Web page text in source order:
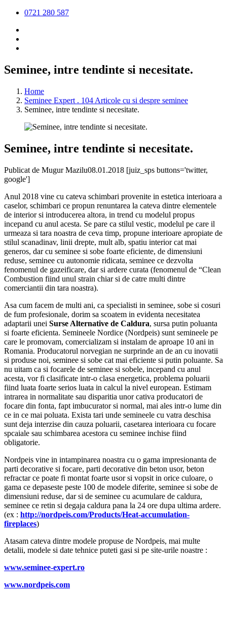
0721 280 587
Seminee, intre tendinte si necesitate.
Home
Seminee Expert . 104 Articole cu si despre seminee
Seminee, intre tendinte si necesitate.
Seminee, intre tendinte si necesitate.
Publicat de Mugur Mazilu08.01.2018 [juiz_sps buttons='twitter,
google']
Anul 2018 vine cu cateva schimbari provenite in estetica interioara a
caselor, schimbari ce propun renuntarea la cateva dintre elementele
de interior si introducerea altora, in trend cu modelul propus
incepand cu anul acesta. Se pare ca stilul vestic, modelul pe care il
urmeaza si tara noastra de ceva timp, propune interioare apropiate de
stilul scanadinav, linii drepte, mult alb, spatiu interior cat mai
generos, dar cu seminee si sobe foarte eficiente, de dimensiuni
reduse, seminee cu autonomie ridicata, seminee ce dezvolta
fenomenul de gazeificare, dar si ardere curata (fenomenul de “Clean
Combustion fiind unul strain chiar si de catre multi dintre
comerciantii din tara noastra).
Asa cum facem de multi ani, ca specialisti in seminee, sobe si cosuri
de fum profesionale, dorim sa scoatem in evidenta necesitatea
adaptarii unei Surse Alternative de Caldura, sursa putin poluanta
si foarte eficienta. Semineele Nordice (Nordpeis) sunt semineele pe
care le promovam, comercializam si instalam de aproape 10 ani in
Romania. Producatorul norvegian ne surprinde an de an cu inovatii
si produse noi, seminee si sobe cat mai eficiente si putin poluante. Sa
nu uitam ca si focarele de seminee si sobele, incepand cu anul
acesta, vor fi clasificate intr-o clasa energetica, problema poluarii
fiind luata foarte serios luata in calcul la nivel european. Estimam
intrarea in normalitate sau disparitia unor cativa producatori de
focare din fonta, fapt imbucurator si normal, mai ales intr-o lume din
ce in ce mai poluata. Exista tari unde semineele cu vatra deschisa
sunt deja interzise din cauza poluarii, casetarea interioara cu focare
spcaiale sau schimbarea acestora cu seminee inchise fiind
obligatorie.
Nordpeis vine in intampinarea noastra cu o gama impresionanta de
parti decorative si focare, parti decorative din beton usor, beton
refractar ce poate fi montat foarte usor si vopsit in orice culoare, o
gama ce depaseste peste 100 de modele diferite, seminee si sobe de
dimensiuni reduse, dar si de seminee cu acumulare de caldura,
seminee ce retin si degaja caldura pana la 24 ore dupa ultima ardere.
(ex : http://nordpeis.com/Products/Heat-accumulation-
fireplaces)
Atasam cateva dintre modele propuse de Nordpeis, mai multe
detalii, modele si date tehnice puteti gasi si pe site-urile noastre :
www.seminee-expert.ro
www.nordpeis.com